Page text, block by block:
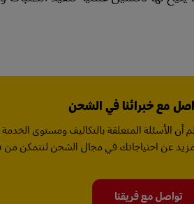
مع خبرائنا في الشحن
أن الأسئلة المتعلقة بالتكاليف ومستوى
عن احتياجاتك في مجال الشحن لنتمكن من
تواصل مع فريقنا